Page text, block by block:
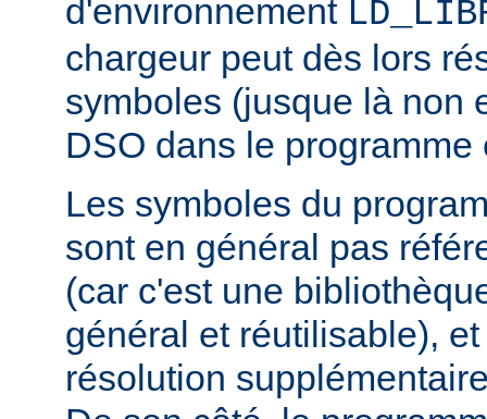
d'environnement
chargeur peut dès lors
symboles (jusque là non
DSO dans le programme
Les symboles du
sont en général pas
(car c'est une
général et réutilisable),
résolution